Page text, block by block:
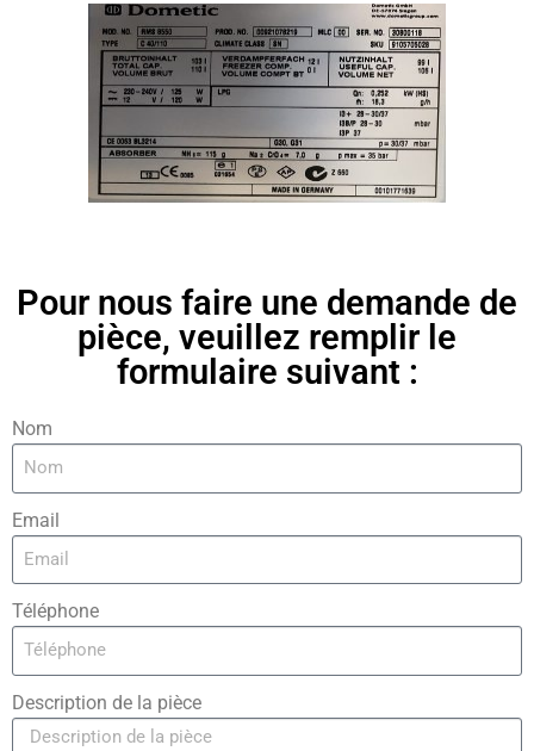
Pour nous faire une demande de
pièce, veuillez remplir le
formulaire suivant :
Nom
Email
Téléphone
Description de la pièce